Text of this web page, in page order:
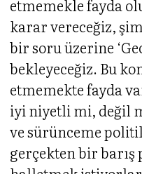
etmemekle fayda
karar vereceğiz,
bir soru üzerine
bekleyeceğiz. Bu
etmemekte fayda
iyi niyetli mi, değil
ve sürünceme
gerçekten bir barış